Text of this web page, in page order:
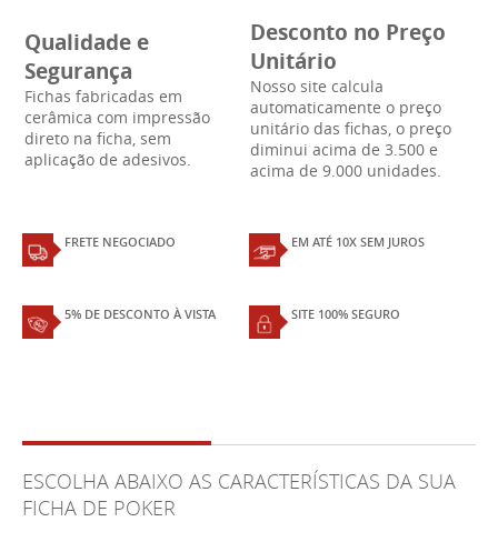
Qualidade e
Segurança
Fichas fabricadas em
cerâmica com impressão
direto na ficha, sem
aplicação de adesivos.
Desconto no Preço
Unitário
Nosso site calcula
automaticamente o preço
unitário das fichas, o preço
diminui acima de 3.500 e
acima de 9.000 unidades.
FRETE NEGOCIADO EM ATÉ 10X SEM JUROS
5% DE DESCONTO À VISTA SITE 100% SEGURO
ESCOLHA ABAIXO AS CARACTERÍSTICAS DA SUA
FICHA DE POKER